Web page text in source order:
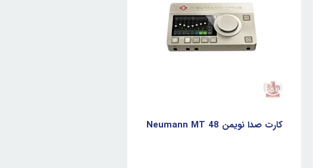
کارت صدا نویمن Neumann MT 48